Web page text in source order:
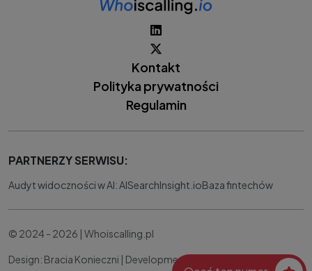
Kontakt
Polityka prywatności
Regulamin
PARTNERZY SERWISU:
Audyt widoczności w AI: AISearchInsight.ioBaza fintechów
© 2024 - 2026 | Whoiscalling.pl
Design: Bracia Konieczni | Development: